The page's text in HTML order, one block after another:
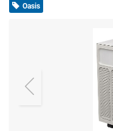
Oasis